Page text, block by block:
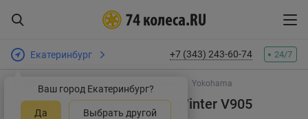
Екатеринбург
Ваш город Екатеринбург?
Да Выбрать другой
+7 (343) 243-60-74 24/7
Интернет-магазин шин и дисков Yokohama
Шины Yokohama BluEarth Winter V905